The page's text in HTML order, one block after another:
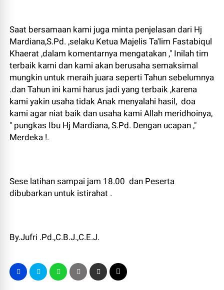
Saat bersamaan kami juga minta penjelasan dari Hj
Mardiana,S.Pd. ,selaku Ketua Majelis Ta'lim Fastabiqul
Khaerat ,dalam komentarnya mengatakan ," Inilah tim
terbaik kami dan kami akan berusaha semaksimal
mungkin untuk meraih juara seperti Tahun sebelumnya
.dan Tahun ini kami harus jadi yang terbaik ,karena
kami yakin usaha tidak Anak menyalahi hasil, doa
kami agar niat baik dan usaha kami Allah meridhoinya,
" pungkas Ibu Hj Mardiana, S.Pd. Dengan ucapan ,"
Merdeka !.
Sese latihan sampai jam 18.00 dan Peserta
dibubarkan untuk istirahat .
By.Jufri .Pd.,C.B.J.,C.E.J.